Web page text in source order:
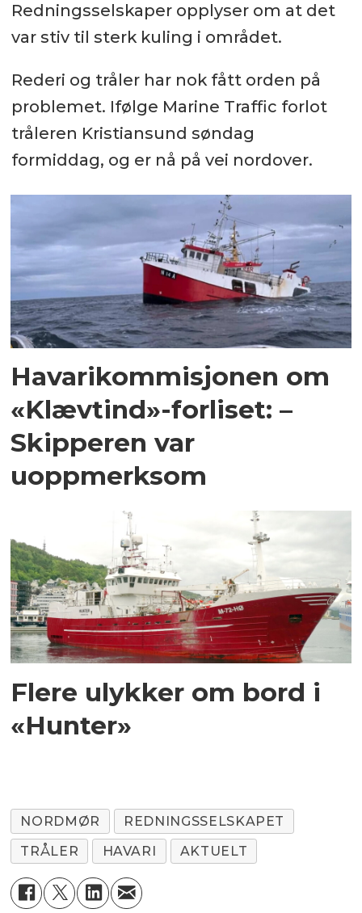
Redningsselskaper opplyser om at det
var stiv til sterk kuling i området.
Rederi og tråler har nok fått orden på
problemet. Ifølge Marine Traffic forlot
tråleren Kristiansund søndag
formiddag, og er nå på vei nordover.
Havarikommisjonen om
«Klævtind»-forliset: –
Skipperen var
uoppmerksom
Flere ulykker om bord i
«Hunter»
NORDMØR
REDNINGSSELSKAPET
TRÅLER
HAVARI AKTUELT